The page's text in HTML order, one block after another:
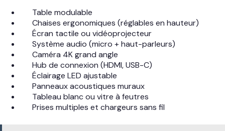
Table modulable
Chaises ergonomiques (réglables en hauteur)
Écran tactile ou vidéoprojecteur
Système audio (micro + haut-parleurs)
Caméra 4K grand angle
Hub de connexion (HDMI, USB-C)
Éclairage LED ajustable
Panneaux acoustiques muraux
Tableau blanc ou vitre à feutres
Prises multiples et chargeurs sans fil